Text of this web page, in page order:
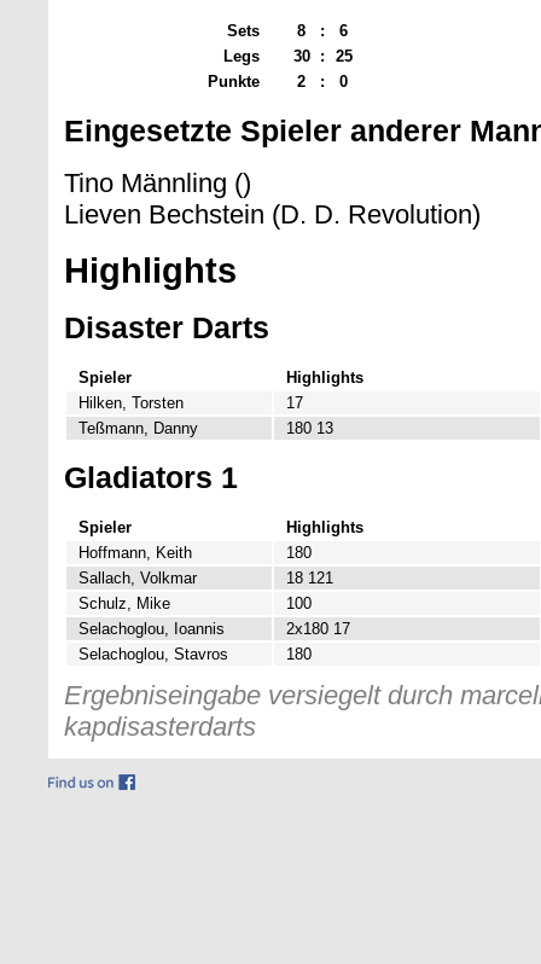
Sets 8 :
6
Legs
30 :
25
Punkte
2 : 0
Eingesetzte Spieler anderer
Tino Männling ()
Lieven Bechstein (D. D. Revolution)
Highlights
Disaster Darts
Spieler
Highlights
Hilken, Torsten
17
Teßmann, Danny
180 13
Gladiators 1
Spieler
Highlights
Hoffmann, Keith
180
Sallach, Volkmar
18 121
Schulz, Mike
100
Selachoglou, Ioannis
2x180 17
Selachoglou, Stavros
180
Ergebniseingabe versiegelt durch
kapdisasterdarts